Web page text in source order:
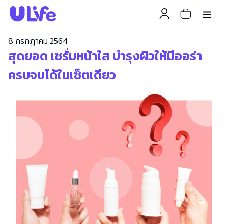
8 กรกฎาคม 2564
สุดยอด เซรั่มหน้าใส บำรุงผิวให้มีออร่า
ครบจบได้ในเซ็ตเดียว